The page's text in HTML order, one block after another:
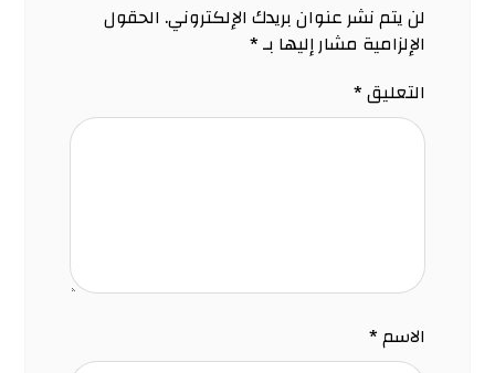
لن يتم نشر عنوان بريدك الإلكتروني. الحقول
الإلزامية مشار إليها بـ*
التعليق*
الاسم*